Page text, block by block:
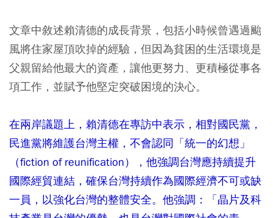
文章中敘述賴清德的成長背景，包括小時候曾遇過颱
風將住家屋頂吹掉的經驗，但因為貧困的生活環境是
父親留給他最大的資產，讓他更努力、更積極從事各
項工作，並賦予他堅定突破困境的決心。
在兩岸議題上，賴清德在專訪中表示，相對國民黨，
民進黨將維護台灣主權，不會認同「統一的幻想」
（fiction of reunification），他強調台灣應持續提升
國際經貿連結，確保台灣持續作為國際經濟不可或缺
一員，以強化台灣的整體安全。他強調：「晶片及科